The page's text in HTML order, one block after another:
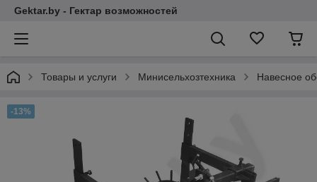
Gektar.by - Гектар возможностей
Товары и услуги Минисельхозтехника Навесное
-13%